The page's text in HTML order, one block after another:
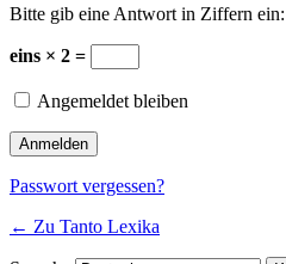
Bitte gib eine Antwort in Ziffern ein:
eins × 2 =
Angemeldet bleiben
Passwort vergessen?
← Zu Tanto Lexika